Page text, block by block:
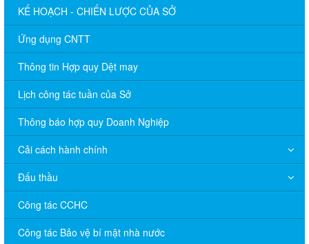
KẾ HOẠCH - CHIẾN LƯỢC CỦA SỞ
Ứng dụng CNTT
Thông tin Hợp quy Dệt may
Lịch công tác tuần của Sở
Thông báo hợp quy Doanh Nghiệp
Cải cách hành chính
Đấu thầu
Công tác CCHC
Công tác Bảo vệ bí mật nhà nước